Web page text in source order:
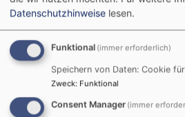
2026
Datenschutzhinweise lesen.
Funktional (immer erforderlich)
Speichern von Daten: Cookie
Zweck: Funktional
Consent Manager (immer